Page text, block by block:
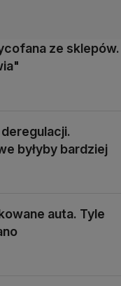
ze sklepów.
byłyby bardziej
auta. Tyle